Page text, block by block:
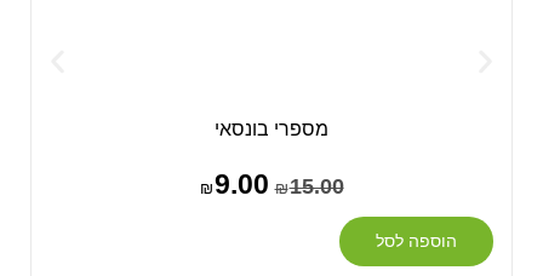
מספרי בונסאי
₪15.00
₪9.00
הוספה לסל